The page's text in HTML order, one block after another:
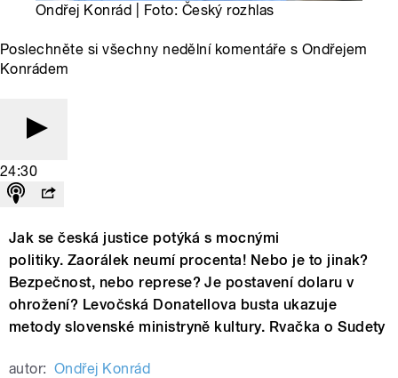
Ondřej Konrád | Foto: Český rozhlas
Poslechněte si všechny nedělní komentáře s Ondřejem
Konrádem
24:30
Jak se česká justice potýká s mocnými
politiky. Zaorálek neumí procenta! Nebo je to jinak?
Bezpečnost, nebo represe? Je postavení dolaru v
ohrožení? Levočská Donatellova busta ukazuje
metody slovenské ministryně kultury. Rvačka o Sudety
autor: Ondřej Konrád